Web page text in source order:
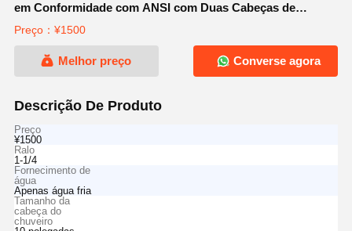
em Conformidade com ANSI com Duas Cabeças de
Pulverização
Preço：¥1500
Melhor preço Converse agora
Descrição De Produto
Preço
¥1500
Ralo
1-1/4
Fornecimento de
água
Apenas água fria
Tamanho da
cabeça do
chuveiro